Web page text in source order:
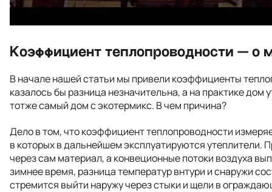
Коэффициент теплопроводности — о
В начале нашей статьи мы привели коэффициенты
казалось бы разница незначительна, а на практике
тотже самый дом с экотермикс. В чем причина?
Дело в том, что коэффициент теплопроводности
в которых в дальнейшем эксплуатируются утеплители.
через сам материал, а конвеционные потоки воздуха
зимнее время, разница температур внтури и снаружи
стремится выйти наружу через стыки и щели в